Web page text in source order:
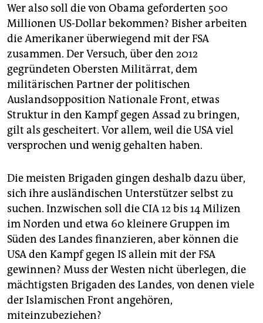
Wer also soll die von Obama geforderten 500
Millionen US-Dollar bekommen? Bisher arbeiten
die Amerikaner überwiegend mit der FSA
zusammen. Der Versuch, über den 2012
gegründeten Obersten Militärrat, dem
militärischen Partner der politischen
Auslandsopposition Nationale Front, etwas
Struktur in den Kampf gegen Assad zu bringen,
gilt als gescheitert. Vor allem, weil die USA viel
versprochen und wenig gehalten haben.
Die meisten Brigaden gingen deshalb dazu über,
sich ihre ausländischen Unterstützer selbst zu
suchen. Inzwischen soll die CIA 12 bis 14 Milizen
im Norden und etwa 60 kleinere Gruppen im
Süden des Landes finanzieren, aber können die
USA den Kampf gegen IS allein mit der FSA
gewinnen? Muss der Westen nicht überlegen, die
mächtigsten Brigaden des Landes, von denen viele
der Islamischen Front angehören,
miteinzubeziehen?